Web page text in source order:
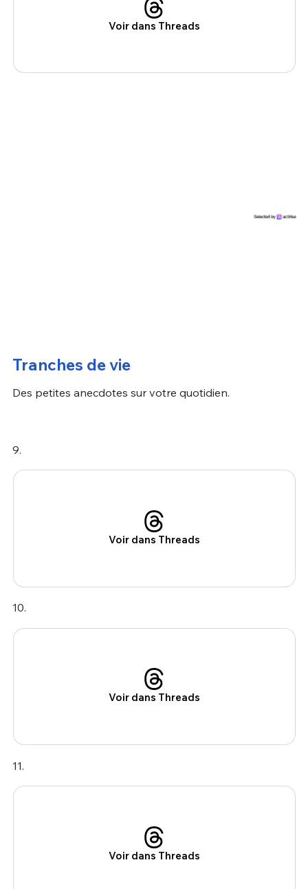
Voir dans Threads
Tranches de vie
Des petites anecdotes sur votre quotidien.
9.
Voir dans Threads
10.
Voir dans Threads
11.
Voir dans Threads